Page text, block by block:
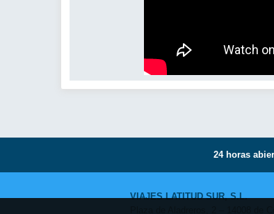
24 horas
VIAJES LATITUD SUR, S.L.